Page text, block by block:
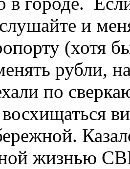
и
(хотя
рубли,
по
жизнью